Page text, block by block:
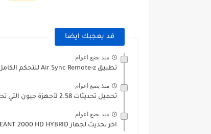
قد يعجبك ايضا
منذ بضع اعوام
تطبيق Air Sync Remote-z للتحكم الكامل في أجهزة الإستقبال التي...
منذ بضع اعوام
تحميل تحديثات 2.58 لأجهزة جيون التي تحمل سيرفر الفونكام بتاريخ...
منذ بضع اعوام
اخر تحديث لجهاز GEANT 2000 HD HYBRID اصدار 2.73